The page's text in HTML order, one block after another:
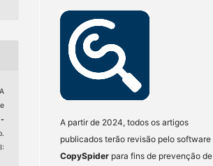
-
A partir de 2024, todos os artigos
publicados terão revisão pelo software
CopySpider para fins de prevenção de